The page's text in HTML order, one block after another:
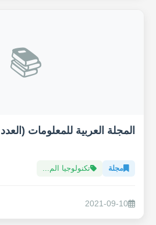
📚
المجلة العربية للمعلومات (العدد 31)
مجلة تكنولوجيا الم...
2021-09-10